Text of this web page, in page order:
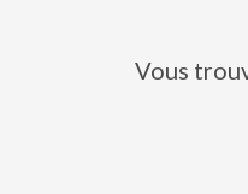
Vous